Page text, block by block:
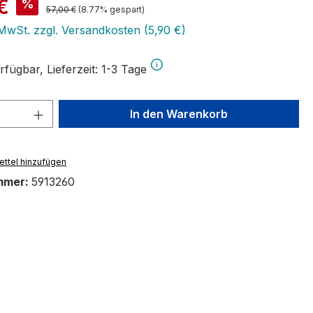
% Regulärer Preis:
57,00 € (8.77% gespart)
zzgl. Versandkosten (5,90 €)
Lieferzeit: 1-3 Tage
Anzahl: Gib den gewünschten Wert
In den Warenkorb
hinzufügen
5913260